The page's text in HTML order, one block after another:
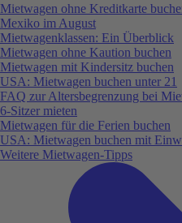
Mietwagen ohne Kreditkarte
Mexiko im August
Mietwagenklassen: Ein Überblick
Mietwagen ohne Kaution buchen
Mietwagen mit Kindersitz buchen
USA: Mietwagen buchen unter 21
FAQ zur Altersbegrenzung bei
6-Sitzer mieten
Mietwagen für die Ferien buchen
USA: Mietwagen buchen mit
Weitere Mietwagen-Tipps